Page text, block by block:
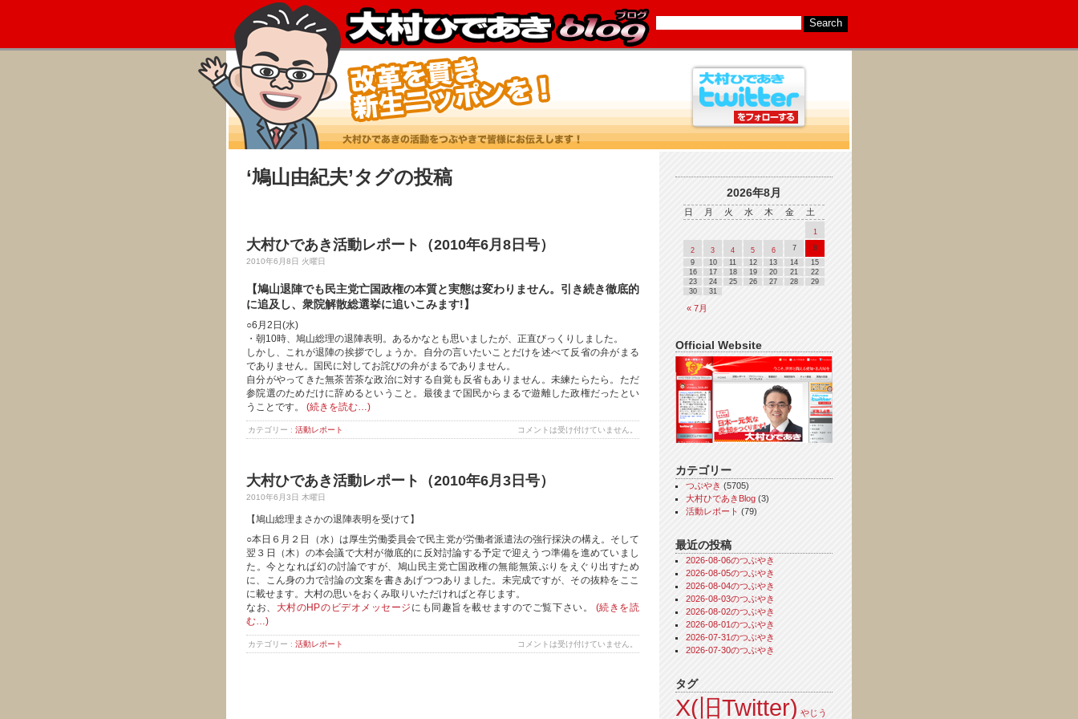
‘鳩山由紀夫’タグの投稿
大村ひであき活動レポート（2010年6月8日号）
2010年6月8日 火曜日
【鳩山退陣でも民主党亡国政権の本質と実態は変わりません。引き続き徹底的
に追及し、衆院解散総選挙に追いこみます!】
○6月2日(水)
・朝10時、鳩山総理の退陣表明。あるかなとも思いましたが、正直びっくりしました。
しかし、これが退陣の挨拶でしょうか。自分の言いたいことだけを述べて反省の弁がまる
でありません。国民に対してお詫びの弁がまるでありません。
自分がやってきた無茶苦茶な政治に対する自覚も反省もありません。未練たらたら。ただ
参院選のためだけに辞めるということ。最後まで国民からまるで遊離した政権だったとい
うことです。 (続きを読む…)
カテゴリー : 活動レポート コメントは受け付けていません。
大村ひであき活動レポート（2010年6月3日号）
2010年6月3日 木曜日
【鳩山総理まさかの退陣表明を受けて】
○本日６月２日（水）は厚生労働委員会で民主党が労働者派遣法の強行採決の構え。そして
翌３日（木）の本会議で大村が徹底的に反対討論する予定で迎えうつ準備を進めていまし
た。今となれば幻の討論ですが、鳩山民主党亡国政権の無能無策ぶりをえぐり出すため
に、こん身の力で討論の文案を書きあげつつありました。未完成ですが、その抜粋をここ
に載せます。大村の思いをおくみ取りいただければと存じます。
なお、 大村のHPのビデオメッセージ にも同趣旨を載せますのでご覧下さい。 (続きを読
む…)
カテゴリー : 活動レポート コメントは受け付けていません。
2026年8月
日 月 火 水 木 金 土
« 7月
1
2 3 4 5 6 7
8
9
10 11 12 13 14
15
16
17 18 19 20 21
22
23
24 25 26 27 28
29
30
31
Official Website
カテゴリー
つぶやき (5705)
大村ひであきBlog (3)
活動レポート (79)
最近の投稿
2026-08-06のつぶやき
2026-08-05のつぶやき
2026-08-04のつぶやき
2026-08-03のつぶやき
2026-08-02のつぶやき
2026-08-01のつぶやき
2026-07-31のつぶやき
2026-07-30のつぶやき
タグ
X(旧Twitter) やじう